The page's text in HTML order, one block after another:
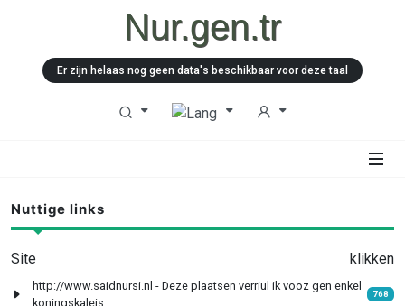
Nur.gen.tr
Er zijn helaas nog geen data's beschikbaar voor deze taal
Nuttige links
Site klikken
http://www.saidnursi.nl - Deze plaatsen verriul ik vooz gen enkel
koningskaleis
768